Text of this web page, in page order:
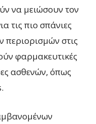
να μειώσουν τον
τις πιο σπάνιες
περιορισμών στις
φαρμακευτικές
ασθενών, όπως